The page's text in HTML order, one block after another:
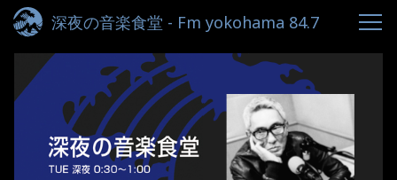
深夜の音楽食堂 - Fm yokohama 84.7